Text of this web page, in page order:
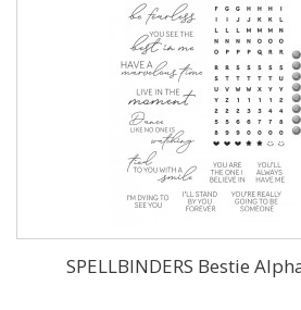
SPELLBINDERS Bestie